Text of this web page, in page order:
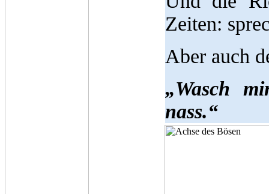
Zeiten:
Aber auch
„Wasch
nass.“